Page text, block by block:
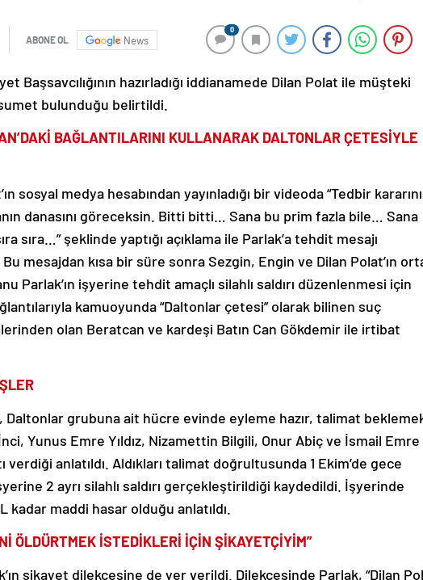
ABONE OL News
0
Başsavcılığının hazırladığı iddianamede Dilan Polat ile müşteki
bulunduğu belirtildi.
BAĞLANTILARINI KULLANARAK DALTONLAR ÇETESİYLE
sosyal medya hesabından yayınladığı bir videoda “Tedbir
danasını göreceksin. Bitti bitti… Sana bu prim fazla bile… Sana
sıra…” şeklinde yaptığı açıklama ile Parlak’a tehdit mesajı
mesajdan kısa bir süre sonra Sezgin, Engin ve Dilan Polat’ın
Parlak’ın işyerine tehdit amaçlı silahlı saldırı düzenlenmesi için
kamuoyunda “Daltonlar çetesi” olarak bilinen suç
olan Beratcan ve kardeşi Batın Can Gökdemir ile irtibat
Daltonlar grubuna ait hücre evinde eyleme hazır, talimat
Yunus Emre Yıldız, Nizamettin Bilgili, Onur Abiç ve İsmail Emre
verdiği anlatıldı. Aldıkları talimat doğrultusunda 1 Ekim’de gece
2 ayrı silahlı saldırı gerçekleştirildiği kaydedildi. İşyerinde
kadar maddi hasar olduğu anlatıldı.
ÖLDÜRTMEK İSTEDİKLERİ İÇİN ŞİKAYETÇİYİM”
şikayet dilekçesine de yer verildi. Dilekçesinde Parlak, “Dilan